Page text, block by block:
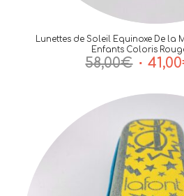
Lunettes de Soleil Equinoxe De la
Enfants Coloris
58,00€ Le
initial
était :
58,00€.
41,00